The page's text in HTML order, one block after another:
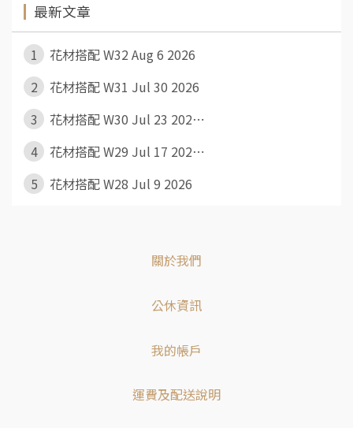
最新文章
1
花材搭配 W32 Aug 6 2026
2
花材搭配 W31 Jul 30 2026
3
花材搭配 W30 Jul 23 202⋯
4
花材搭配 W29 Jul 17 202⋯
5
花材搭配 W28 Jul 9 2026
關於我們
公休資訊
我的帳戶
運費及配送說明